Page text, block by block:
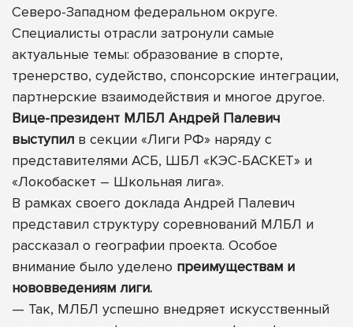
Северо-Западном федеральном округе.
Специалисты отрасли затронули самые
актуальные темы: образование в спорте,
тренерство, судейство, спонсорские интеграции,
партнерские взаимодействия и многое другое.
Вице-президент МЛБЛ Андрей Палевич
выступил в секции «Лиги РФ» наряду с
представителями АСБ, ШБЛ «КЭС-БАСКЕТ» и
«Локобаскет – Школьная лига».
В рамках своего доклада Андрей Палевич
представил структуру соревнований МЛБЛ и
рассказал о географии проекта. Особое
внимание было уделено преимуществам и
нововведениям лиги.
— Так, МЛБЛ успешно внедряет искусственный